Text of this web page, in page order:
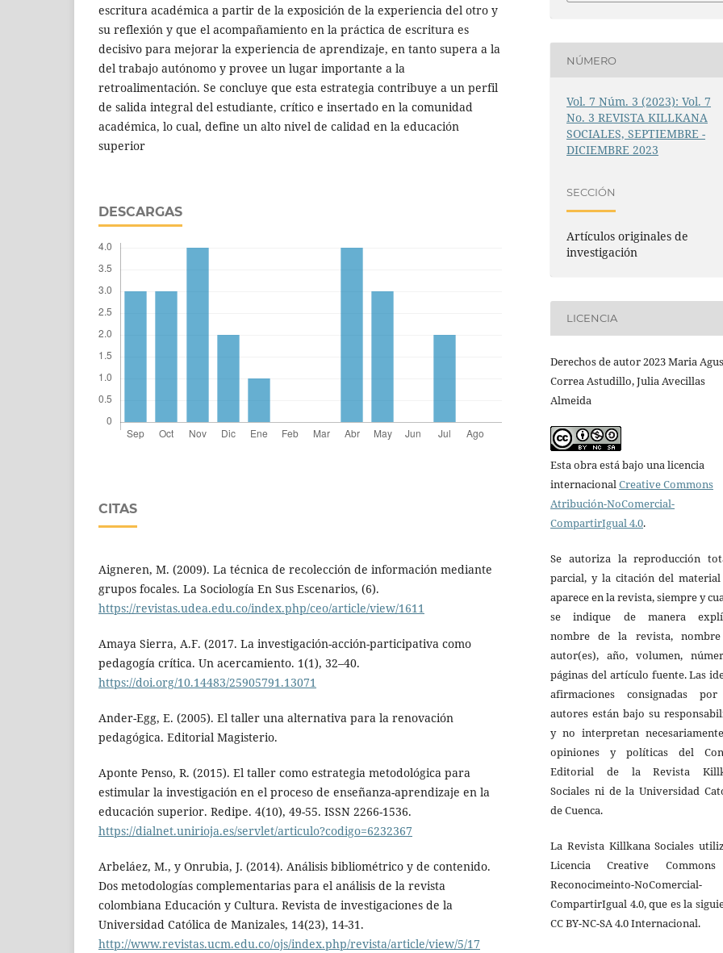
escritura académica a partir de la exposición de la experiencia del otro y
su reflexión y que el acompañamiento en la práctica de escritura es
decisivo para mejorar la experiencia de aprendizaje, en tanto supera a la
del trabajo autónomo y provee un lugar importante a la
retroalimentación. Se concluye que esta estrategia contribuye a un perfil
de salida integral del estudiante, crítico e insertado en la comunidad
académica, lo cual, define un alto nivel de calidad en la educación
superior
DESCARGAS
CITAS
Aigneren, M. (2009). La técnica de recolección de información mediante
grupos focales. La Sociología En Sus Escenarios, (6).
https://revistas.udea.edu.co/index.php/ceo/article/view/1611
Amaya Sierra, A.F. (2017. La investigación-acción-participativa como
pedagogía crítica. Un acercamiento. 1(1), 32–40.
https://doi.org/10.14483/25905791.13071
Ander-Egg, E. (2005). El taller una alternativa para la renovación
pedagógica. Editorial Magisterio.
Aponte Penso, R. (2015). El taller como estrategia metodológica para
estimular la investigación en el proceso de enseñanza-aprendizaje en la
educación superior. Redipe. 4(10), 49-55. ISSN 2266-1536.
https://dialnet.unirioja.es/servlet/articulo?codigo=6232367
Arbeláez, M., y Onrubia, J. (2014). Análisis bibliométrico y de contenido.
Dos metodologías complementarias para el análisis de la revista
colombiana Educación y Cultura. Revista de investigaciones de la
Universidad Católica de Manizales, 14(23), 14-31.
http://www.revistas.ucm.edu.co/ojs/index.php/revista/article/view/5/17
NÚMERO
Vol. 7 Núm. 3 (2023): Vol. 7
No. 3 REVISTA KILLKANA
SOCIALES, SEPTIEMBRE -
DICIEMBRE 2023
SECCIÓN
Artículos originales de
investigación
LICENCIA
Derechos de autor 2023 Maria
Correa Astudillo, Julia Avecillas
Almeida
Esta obra está bajo una licencia
internacional Creative Commons
Atribución-NoComercial-
CompartirIgual 4.0.
Se autoriza la reproducción
parcial, y la citación del
aparece en la revista, siempre y
se indique de manera
nombre de la revista,
autor(es), año, volumen,
páginas del artículo fuente. Las
afirmaciones consignadas
autores están bajo su
y no interpretan
opiniones y políticas del
Editorial de la Revista
Sociales ni de la Universidad
de Cuenca.
La Revista Killkana Sociales
Licencia Creative
Reconocimeinto-NoComercial-
CompartirIgual 4.0, que es la
CC BY-NC-SA 4.0 Internacional.